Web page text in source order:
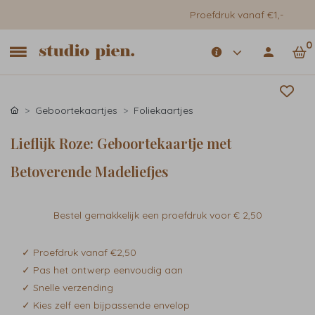
Proefdruk vanaf €1,-
0
Geboortekaartjes Foliekaartjes
Lieflijk Roze: Geboortekaartje met
Betoverende Madeliefjes
Bestel gemakkelijk een proefdruk voor € 2,50
✓ Proefdruk vanaf €2,50
✓ Pas het ontwerp eenvoudig aan
✓ Snelle verzending
✓ Kies zelf een bijpassende envelop